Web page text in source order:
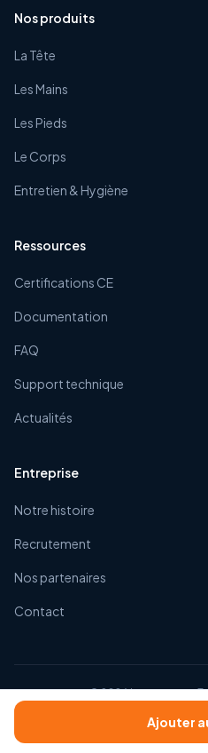
Ajouter
Nos produits
La Tête
Les Mains
Les Pieds
Le Corps
Entretien & Hygiène
Ressources
Certifications CE
Documentation
FAQ
Support technique
Actualités
Entreprise
Notre histoire
Recrutement
Nos partenaires
Contact
©2026Impexacom.